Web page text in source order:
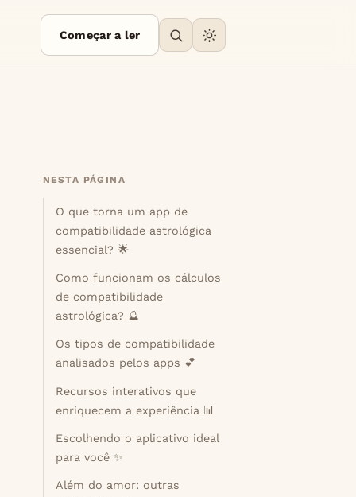
Começar a ler
NESTA PÁGINA
O que torna um app de
compatibilidade astrológica
essencial? 🌟
Como funcionam os cálculos
de compatibilidade
astrológica? 🔮
Os tipos de compatibilidade
analisados pelos apps 💕
Recursos interativos que
enriquecem a experiência 📊
Escolhendo o aplicativo ideal
para você ✨
Além do amor: outras